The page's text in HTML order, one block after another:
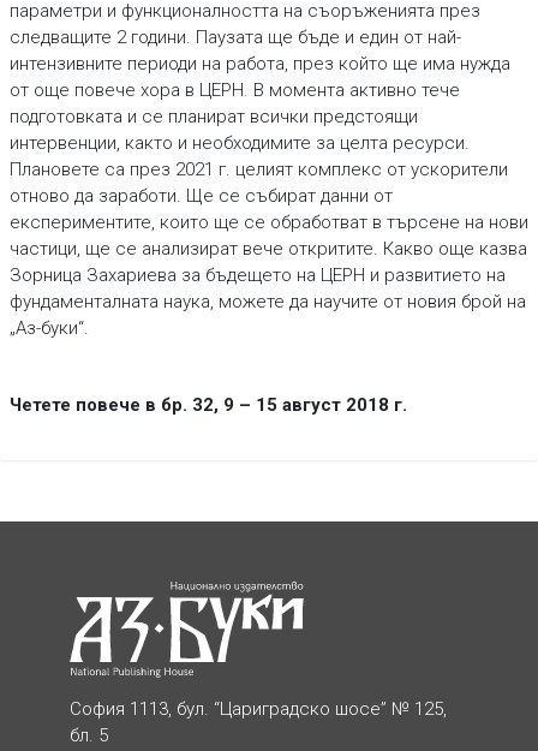
параметри и функционалността на съоръженията през
следващите 2 години. Паузата ще бъде и един от най-
интензивните периоди на работа, през който ще има нужда
от още повече хора в ЦЕРН. В момента активно тече
подготовката и се планират всички предстоящи
интервенции, както и необходимите за целта ресурси.
Плановете са през 2021 г. целият комплекс от ускорители
отново да заработи. Ще се събират данни от
експериментите, които ще се обработват в търсене на нови
частици, ще се анализират вече откритите. Какво още казва
Зорница Захариева за бъдещето на ЦЕРН и развитието на
фундаменталната наука, можете да научите от новия брой на
„Аз-буки“.
Четете повече в бр. 32, 9 – 15 август 2018 г.
София 1113, бул. “Цариградско шосе” № 125,
бл. 5